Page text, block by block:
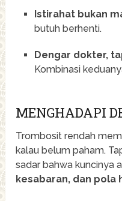
Istirahat bukan
butuh berhenti.
Dengar dokter,
Kombinasi
MENGHADAPI
Trombosit rendah
kalau belum paham.
sadar bahwa kuncinya
kesabaran, dan pola